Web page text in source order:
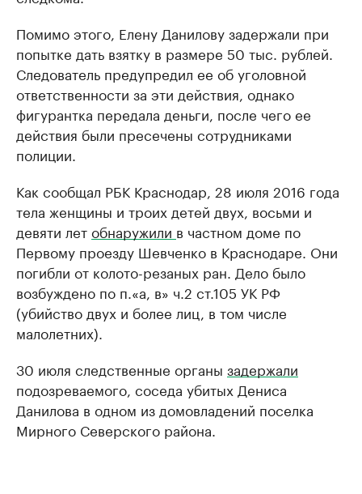
Помимо этого, Елену Данилову задержали при
попытке дать взятку в размере 50 тыс. рублей.
Следователь предупредил ее об уголовной
ответственности за эти действия, однако
фигурантка передала деньги, после чего ее
действия были пресечены сотрудниками
полиции.
Как сообщал РБК Краснодар, 28 июля 2016 года
тела женщины и троих детей двух, восьми и
девяти летобнаружили в частном доме по
Первому проезду Шевченко в Краснодаре. Они
погибли от колото-резаных ран. Дело было
возбуждено по п.«а, в» ч.2 ст.105 УК РФ
(убийство двух и более лиц, в том числе
малолетних). ​
30 июля следственные органы задержали
подозреваемого, соседа убитых Дениса
Данилова в одном из домовладений поселка
Мирного Северского района.